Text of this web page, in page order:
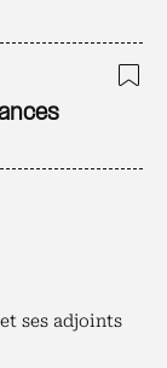
ses adjoints